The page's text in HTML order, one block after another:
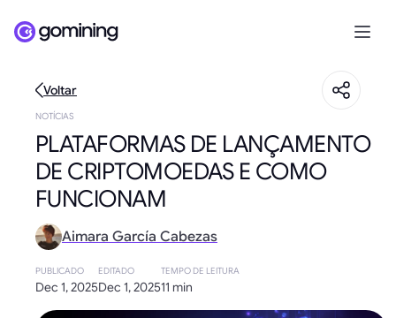
Voltar
NOTÍCIAS
PLATAFORMAS DE LANÇAMENTO
DE CRIPTOMOEDAS E COMO
FUNCIONAM
Aimara García Cabezas
PUBLICADO
Dec 1, 2025
EDITADO
Dec 1, 2025
TEMPO DE LEITURA
11 min